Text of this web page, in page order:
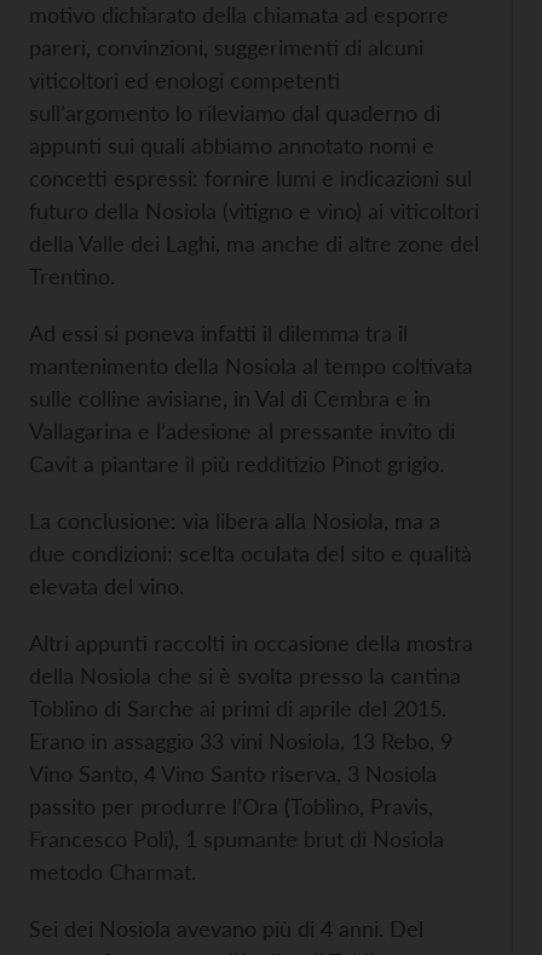
motivo dichiarato della chiamata ad esporre
pareri, convinzioni, suggerimenti di alcuni
viticoltori ed enologi competenti
sull’argomento lo rileviamo dal quaderno di
appunti sui quali abbiamo annotato nomi e
concetti espressi: fornire lumi e indicazioni sul
futuro della Nosiola (vitigno e vino) ai viticoltori
della Valle dei Laghi, ma anche di altre zone del
Trentino.
Ad essi si poneva infatti il dilemma tra il
mantenimento della Nosiola al tempo coltivata
sulle colline avisiane, in Val di Cembra e in
Vallagarina e l’adesione al pressante invito di
Cavit a piantare il più redditizio Pinot grigio.
La conclusione: via libera alla Nosiola, ma a
due condizioni: scelta oculata del sito e qualità
elevata del vino.
Altri appunti raccolti in occasione della mostra
della Nosiola che si è svolta presso la cantina
Toblino di Sarche ai primi di aprile del 2015.
Erano in assaggio 33 vini Nosiola, 13 Rebo, 9
Vino Santo, 4 Vino Santo riserva, 3 Nosiola
passito per produrre l’Ora (Toblino, Pravis,
Francesco Poli), 1 spumante brut di Nosiola
metodo Charmat.
Sei dei Nosiola avevano più di 4 anni. Del